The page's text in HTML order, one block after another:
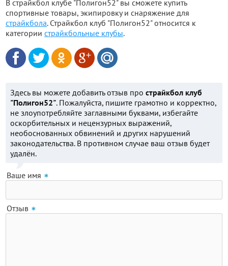
В страйкбол клубе "Полигон52" вы сможете купить
спортивные товары, экипировку и снаряжение для
страйкбола. Страйкбол клуб "Полигон52" относится к
категории страйкбольные клубы.
Здесь вы можете добавить отзыв про страйкбол клуб
"Полигон52". Пожалуйста, пишите грамотно и корректно,
не злоупотребляйте заглавными буквами, избегайте
оскорбительных и нецензурных выражений,
необоснованных обвинений и других нарушений
законодательства. В противном случае ваш отзыв будет
удалён.
Ваше имя
Отзыв